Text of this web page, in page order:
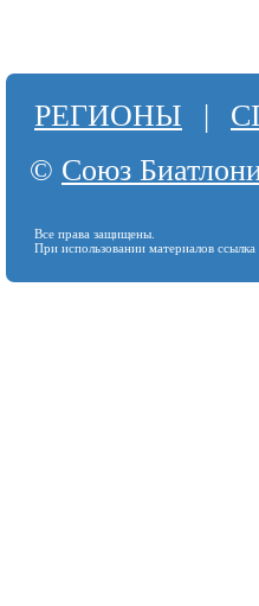
РЕГИОНЫ |
© Союз
Все права защищены.
При использовании материалов ссылка